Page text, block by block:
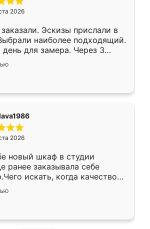
2026
Эскизы прислали в
наиболее подходящий.
день для замера. Через 3
была уже готова. Остались
Спасибо Ренессанс
работу!
2026
новый шкаф в студии
ранее заказывала себе
искать, когда качеством
Служит кухня уже почти
нет.